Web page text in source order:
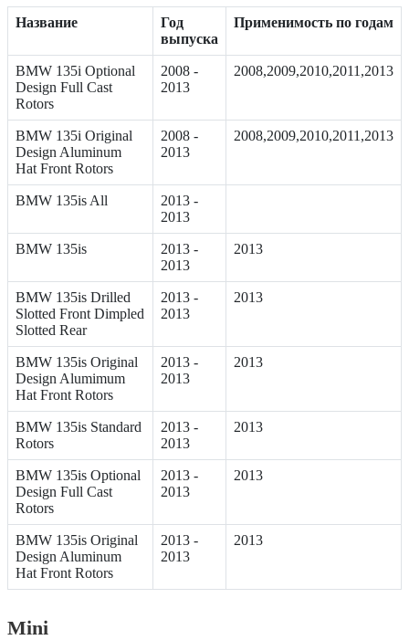
Название
Год
выпуска
Применимость по годам
BMW 135i Optional
Design Full Cast
Rotors
2008 -
2013
2008,2009,2010,2011,2013
BMW 135i Original
Design Aluminum
Hat Front Rotors
2008 -
2013
2008,2009,2010,2011,2013
BMW 135is All
2013 -
2013
BMW 135is
2013 -
2013
2013
BMW 135is Drilled
Slotted Front Dimpled
Slotted Rear
2013 -
2013
2013
BMW 135is Original
Design Alumimum
Hat Front Rotors
2013 -
2013
2013
BMW 135is Standard
Rotors
2013 -
2013
2013
BMW 135is Optional
Design Full Cast
Rotors
2013 -
2013
2013
BMW 135is Original
Design Aluminum
Hat Front Rotors
2013 -
2013
2013
Mini